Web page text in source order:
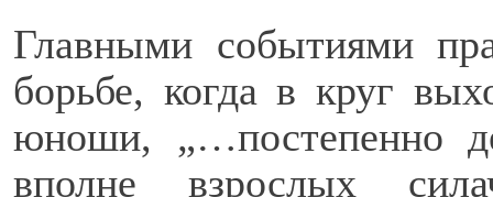
Главными событиями
борьбе, когда в круг
юноши, „…постепенно
вполне взрослых